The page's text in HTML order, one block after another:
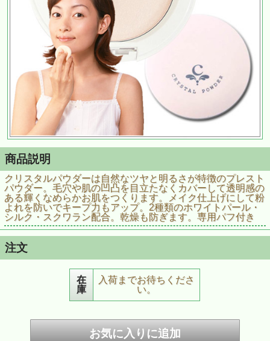
商品説明
クリスタルパウダーは自然なツヤと明るさが特徴のプレスト
パウダー。毛穴や肌の凹凸を目立たなくカバーして透明感の
ある輝くなめらかお肌をつくります。メイク仕上げにして粉
よれを防いでキープ力もアップ。2種類のホワイトパール・
シルク・スクワラン配合。乾燥も防ぎます。専用パフ付き
注文
在
庫
入荷までお待ちくださ
い。